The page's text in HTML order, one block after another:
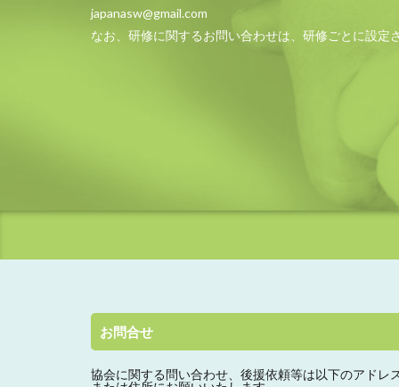
japanasw@gmail.com
なお、研修に関するお問い合わせは、研修ごとに設
お問合せ
協会に関する問い合わせ、 後援依頼等は以下のアドレ